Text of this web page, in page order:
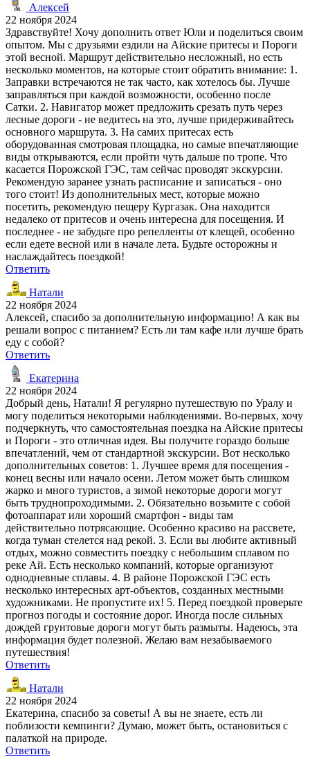
Алексей
22 ноября 2024
Здравствуйте! Хочу дополнить ответ Юли и поделиться своим
опытом. Мы с друзьями ездили на Айские притесы и Пороги
этой весной. Маршрут действительно несложный, но есть
несколько моментов, на которые стоит обратить внимание: 1.
Заправки встречаются не так часто, как хотелось бы. Лучше
заправляться при каждой возможности, особенно после
Сатки. 2. Навигатор может предложить срезать путь через
лесные дороги - не ведитесь на это, лучше придерживайтесь
основного маршрута. 3. На самих притесах есть
оборудованная смотровая площадка, но самые впечатляющие
виды открываются, если пройти чуть дальше по тропе. Что
касается Порожской ГЭС, там сейчас проводят экскурсии.
Рекомендую заранее узнать расписание и записаться - оно
того стоит! Из дополнительных мест, которые можно
посетить, рекомендую пещеру Кургазак. Она находится
недалеко от притесов и очень интересна для посещения. И
последнее - не забудьте про репелленты от клещей, особенно
если едете весной или в начале лета. Будьте осторожны и
наслаждайтесь поездкой!
Ответить
Натали
22 ноября 2024
Алексей, спасибо за дополнительную информацию! А как вы
решали вопрос с питанием? Есть ли там кафе или лучше брать
еду с собой?
Ответить
Екатерина
22 ноября 2024
Добрый день, Натали! Я регулярно путешествую по Уралу и
могу поделиться некоторыми наблюдениями. Во-первых, хочу
подчеркнуть, что самостоятельная поездка на Айские притесы
и Пороги - это отличная идея. Вы получите гораздо больше
впечатлений, чем от стандартной экскурсии. Вот несколько
дополнительных советов: 1. Лучшее время для посещения -
конец весны или начало осени. Летом может быть слишком
жарко и много туристов, а зимой некоторые дороги могут
быть труднопроходимыми. 2. Обязательно возьмите с собой
фотоаппарат или хороший смартфон - виды там
действительно потрясающие. Особенно красиво на рассвете,
когда туман стелется над рекой. 3. Если вы любите активный
отдых, можно совместить поездку с небольшим сплавом по
реке Ай. Есть несколько компаний, которые организуют
однодневные сплавы. 4. В районе Порожской ГЭС есть
несколько интересных арт-объектов, созданных местными
художниками. Не пропустите их! 5. Перед поездкой проверьте
прогноз погоды и состояние дорог. Иногда после сильных
дождей грунтовые дороги могут быть размыты. Надеюсь, эта
информация будет полезной. Желаю вам незабываемого
путешествия!
Ответить
Натали
22 ноября 2024
Екатерина, спасибо за советы! А вы не знаете, есть ли
поблизости кемпинги? Думаю, может быть, остановиться с
палаткой на природе.
Ответить